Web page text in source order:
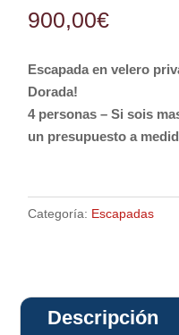
900,00€
Escapada en velero
Dorada!
4 personas – Si sois
un presupuesto a
Categoría: Escapadas
Descripción